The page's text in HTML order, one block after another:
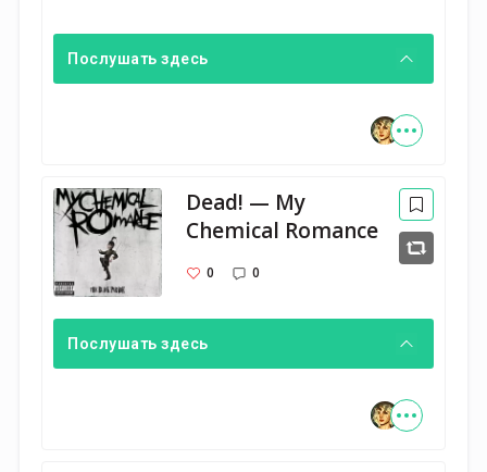
Послушать здесь
Dead! — My
Chemical Romance
0 0
Послушать здесь